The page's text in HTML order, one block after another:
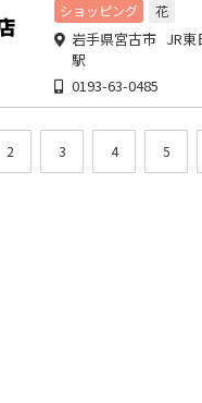
ショッピング 花
岩手県宮古市 JR東
駅
0193-63-0485
2 3 4 5